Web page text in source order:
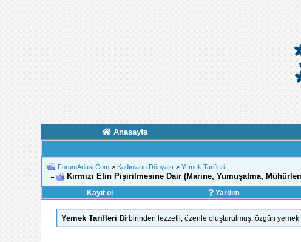
Anasayfa
ForumAdasi.Com > Kadınların Dünyası > Yemek Tarifleri
Kırmızı Etin Pişirilmesine Dair (Marine, Yumuşatma,
Kayıt ol
Yardım
Yemek Tarifleri Birbirinden lezzetli, özenle oluşturulmuş, özgün